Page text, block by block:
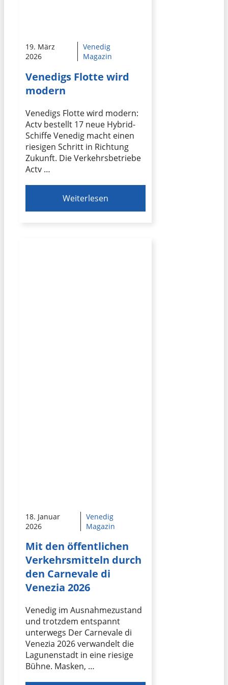
19. März
2026
Venedig
Magazin
Venedigs Flotte wird
modern
Venedigs Flotte wird modern:
Actv bestellt 17 neue Hybrid-
Schiffe Venedig macht einen
riesigen Schritt in Richtung
Zukunft. Die Verkehrsbetriebe
Actv …
Weiterlesen
18. Januar
2026
Venedig
Magazin
Mit den öffentlichen
Verkehrsmitteln durch
den Carnevale di
Venezia 2026
Venedig im Ausnahmezustand
und trotzdem entspannt
unterwegs Der Carnevale di
Venezia 2026 verwandelt die
Lagunenstadt in eine riesige
Bühne. Masken, …